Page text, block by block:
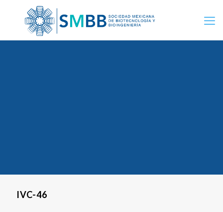
IVC-46